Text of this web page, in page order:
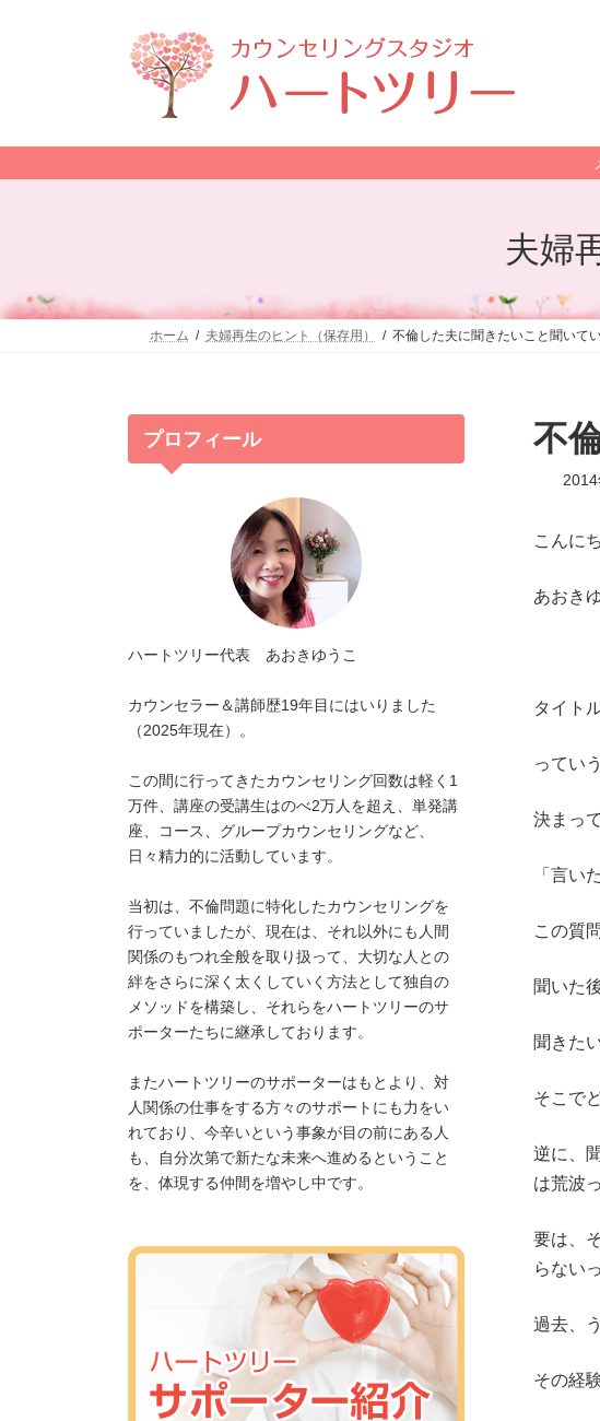
ス
ン
夫婦
ホーム 夫婦再生のヒント（保存用） 不倫した夫に聞きたいこと聞いて
不
こんに
あおき
タイト
ってい
決まっ
「言い
この質
聞いた
聞きた
そこで
逆に、
は荒波
要は、
らない
過去、
その経
プロフィール
ハートツリー代表 あおきゆうこ
カウンセラー＆講師歴19年目にはいりました
（2025年現在）。
この間に行ってきたカウンセリング回数は軽く1
万件、講座の受講生はのべ2万人を超え、単発講
座、コース、グループカウンセリングなど、
日々精力的に活動しています。
当初は、不倫問題に特化したカウンセリングを
行っていましたが、現在は、それ以外にも人間
関係のもつれ全般を取り扱って、大切な人との
絆をさらに深く太くしていく方法として独自の
メソッドを構築し、それらをハートツリーのサ
ポーターたちに継承しております。
またハートツリーのサポーターはもとより、対
人関係の仕事をする方々のサポートにも力をい
れており、今辛いという事象が目の前にある人
も、自分次第で新たな未来へ進めるということ
を、体現する仲間を増やし中です。